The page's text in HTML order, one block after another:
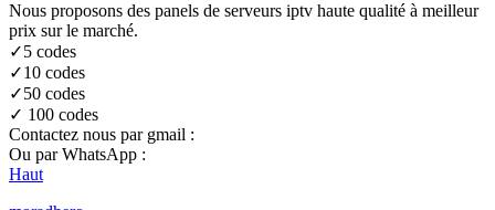
Nous proposons des panels de serveurs iptv haute qualité à meilleur
prix sur le marché.
✓5 codes
✓10 codes
✓50 codes
✓ 100 codes
Contactez nous par gmail :
Ou par WhatsApp :
Haut